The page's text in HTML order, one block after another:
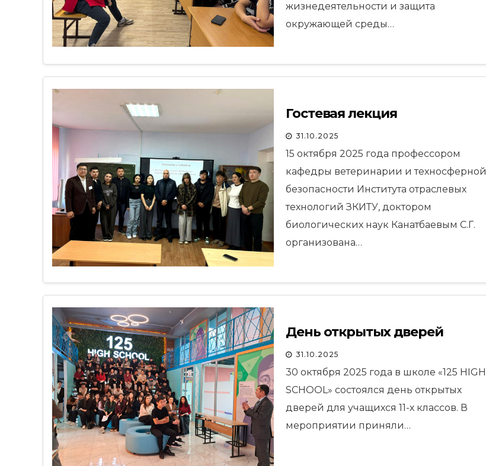
жизнедеятельности и защита
окружающей среды…
Гостевая лекция
31.10.2025
15 октября 2025 года профессором
кафедры ветеринарии и техносферной
безопасности Института отраслевых
технологий ЗКИТУ, доктором
биологических наук Канатбаевым С.Г.
организована…
День открытых дверей
31.10.2025
30 октября 2025 года в школе «125 HIGH
SCHOOL» состоялся день открытых
дверей для учащихся 11-х классов. В
мероприятии приняли…